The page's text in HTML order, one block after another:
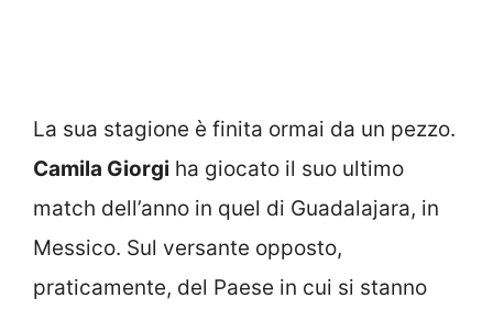
La sua stagione è finita ormai da un pezzo.
Camila Giorgi ha giocato il suo ultimo
match dell’anno in quel di Guadalajara, in
Messico. Sul versante opposto,
praticamente, del Paese in cui si stanno